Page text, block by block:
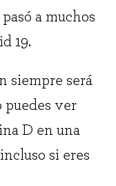
a muchos
19.
siempre será
puedes ver
D en una
si eres